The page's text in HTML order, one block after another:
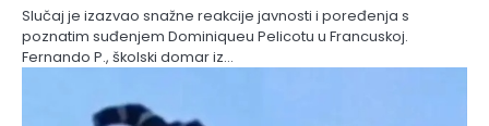
Slučaj je izazvao snažne reakcije javnosti i poređenja s
poznatim suđenjem Dominiqueu Pelicotu u Francuskoj.
Fernando P., školski domar iz…